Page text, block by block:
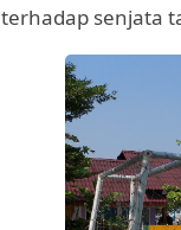
terhadap senjata